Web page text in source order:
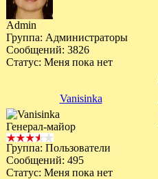
Admin
Группа: Администраторы
Сообщений: 3826
Статус: Меня пока нет
Vanisinka
Генерал-майор
Группа: Пользователи
Сообщений: 495
Статус: Меня пока нет